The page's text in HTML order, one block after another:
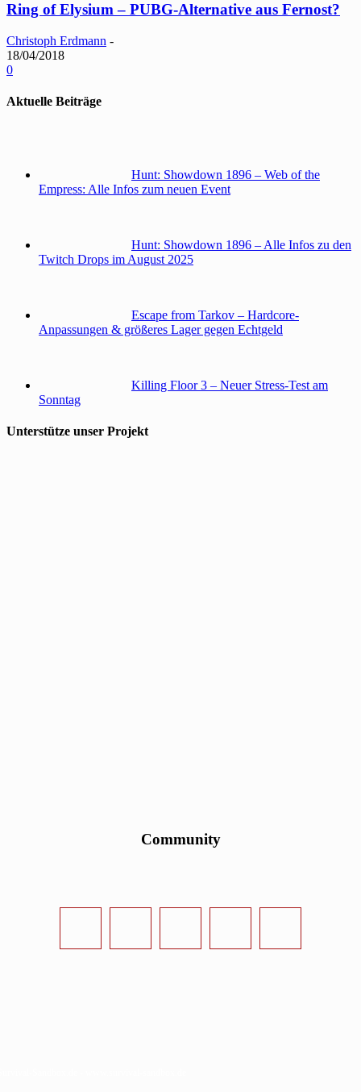
Ring of Elysium – PUBG-Alternative aus Fernost?
Christoph Erdmann -
18/04/2018
0
Aktuelle Beiträge
Hunt: Showdown 1896 – Web of the
Empress: Alle Infos zum neuen Event
Hunt: Showdown 1896 – Alle Infos zu den
Twitch Drops im August 2025
Escape from Tarkov – Hardcore-
Anpassungen & größeres Lager gegen Echtgeld
Killing Floor 3 – Neuer Stress-Test am
Sonntag
Unterstütze unser Projekt
Community